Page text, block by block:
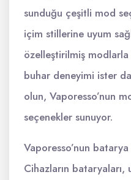
sunduğu çeşitli mod
içim stillerine uyum
özelleştirilmiş
buhar deneyimi ister
olun, Vaporesso’nun
seçenekler sunuyor.
Vaporesso’nun
Cihazların bataryaları,